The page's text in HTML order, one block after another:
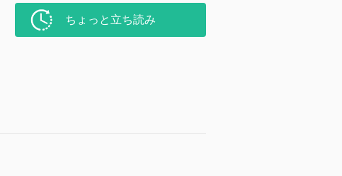
ちょっと立ち読み